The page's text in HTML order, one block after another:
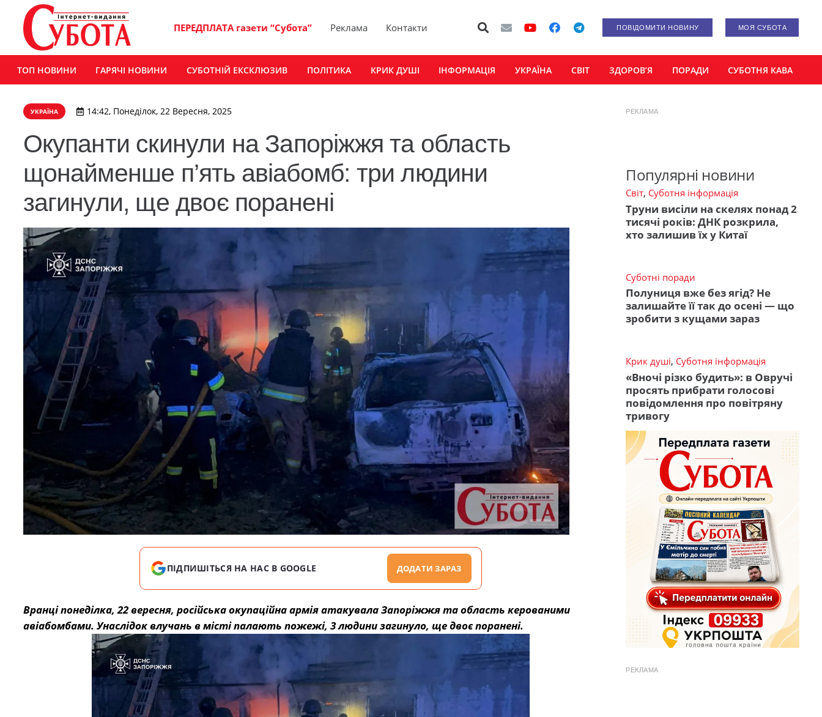
ПЕРЕДПЛАТА газети “Субота” Реклама Контакти ПОВІДОМИТИ НОВИНУ МОЯ СУБОТА
ТОП НОВИНИ ГАРЯЧІ НОВИНИ СУБОТНІЙ ЕКСКЛЮЗИВ ПОЛІТИКА КРИК ДУШІ ІНФОРМАЦІЯ УКРАЇНА СВІТ ЗДОРОВ’Я ПОРАДИ СУБОТНЯ КАВА
УКРАЇНА 14:42, Понеділок, 22 Вересня, 2025
Окупанти скинули на Запоріжжя та область
щонайменше п’ять авіабомб: три людини
загинули, ще двоє поранені
ПІДПИШІТЬСЯ НА НАС В GOOGLE ДОДАТИ ЗАРАЗ
Вранці понеділка, 22 вересня, російська окупаційна армія атакувала Запоріжжя та область керованими
авіабомбами. Унаслідок влучань в місті палають пожежі, 3 людини загинуло, ще двоє поранені.
РЕКЛАМА
Популярні новини
Світ, Суботня інформація
Труни висіли на скелях понад 2
тисячі років: ДНК розкрила,
хто залишив їх у Китаї
Суботні поради
Полуниця вже без ягід? Не
залишайте її так до осені — що
зробити з кущами зараз
Крик душі, Суботня інформація
«Вночі різко будить»: в Овручі
просять прибрати голосові
повідомлення про повітряну
тривогу
РЕКЛАМА